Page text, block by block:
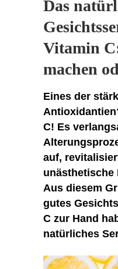
Das
Vitamin
machen
Eines der
C! Es
auf,
unästhetische
Aus diesem
gutes
C zur Hand
natürliches